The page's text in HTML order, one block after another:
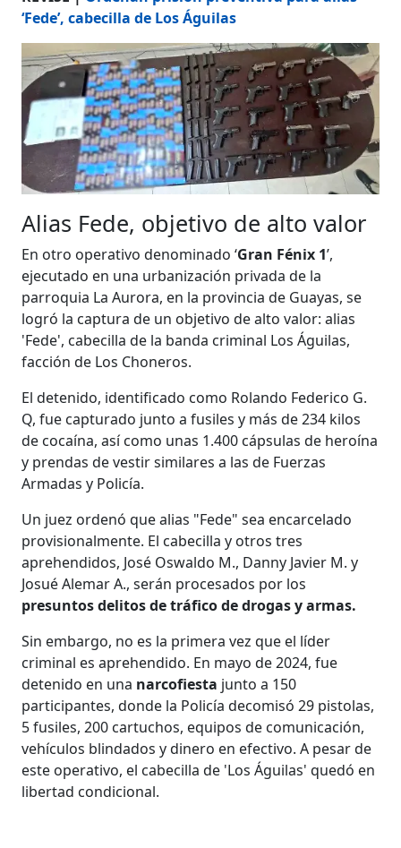
‘Fede’, cabecilla de Los Águilas
Alias Fede, objetivo de alto valor
En otro operativo denominado ‘Gran Fénix 1’,
ejecutado en una urbanización privada de la
parroquia La Aurora, en la provincia de Guayas, se
logró la captura de un objetivo de alto valor: alias
'Fede', cabecilla de la banda criminal Los Águilas,
facción de Los Choneros.
El detenido, identificado como Rolando Federico G.
Q, fue capturado junto a fusiles y más de 234 kilos
de cocaína, así como unas 1.400 cápsulas de heroína
y prendas de vestir similares a las de Fuerzas
Armadas y Policía.
Un juez ordenó que alias "Fede" sea encarcelado
provisionalmente. El cabecilla y otros tres
aprehendidos, José Oswaldo M., Danny Javier M. y
Josué Alemar A., serán procesados por los
presuntos delitos de tráfico de drogas y armas.
Sin embargo, no es la primera vez que el líder
criminal es aprehendido. En mayo de 2024, fue
detenido en una narcofiesta junto a 150
participantes, donde la Policía decomisó 29 pistolas,
5 fusiles, 200 cartuchos, equipos de comunicación,
vehículos blindados y dinero en efectivo. A pesar de
este operativo, el cabecilla de 'Los Águilas' quedó en
libertad condicional.